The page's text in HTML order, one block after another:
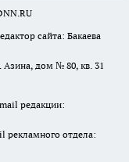
сайта: Бакаева
Азина, дом № 80, кв. 31
редакции:
рекламного отдела: